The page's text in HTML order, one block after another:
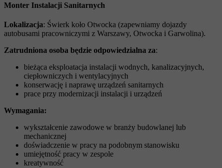
Monter Instalacji Sanitarnych
Lokalizacja: Świerk koło Otwocka (zapewniamy dojazdy
autobusami pracowniczymi z Warszawy, Otwocka i Garwolina).
Zatrudniona osoba będzie odpowiedzialna za:
bieżąca eksploatacja instalacji wodnych, kanalizacyjnych,
ciepłowniczych i wentylacyjnych
konserwację i naprawę urządzeń sanitarnych
prace przy modernizacji instalacji i urządzeń
Wymagania:
wykształcenie zawodowe w branży budowlanej lub
mechanicznej
doświadczenie w pracy na podobnym stanowisku
umiejętność pracy w zespole
kreatywność